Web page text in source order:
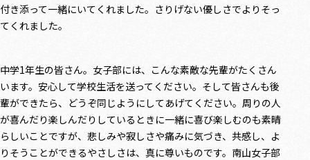
付き添って一緒にいてくれました。さりげない優しさでよりそっ
てくれました。
中学1年生の皆さん。女子部には、こんな素敵な先輩がたくさん
います。安心して学校生活を送ってください。そして皆さんも後
輩ができたら、どうぞ同じようにしてあげてください。周りの人
が喜んだり楽しんだりしているときに一緒に喜び楽しむのも素晴
らしいことですが、悲しみや寂しさや痛みに気づき、共感し、よ
りそうことができるやさしさは、真に尊いものです。南山女子部